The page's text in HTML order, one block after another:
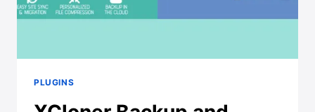
PLUGINS